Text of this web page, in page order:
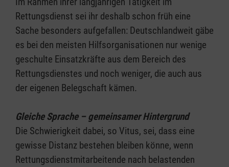
Rettungsdienst sei ihr deshalb schon früh eine
Sache besonders aufgefallen: Deutschlandweit gäbe
es bei den meisten Hilfsorganisationen nur wenige
geschulte Einsatzkräfte aus dem Bereich des
Rettungsdienstes und noch weniger, die auch aus
der eigenen Belegschaft kämen.
Gleiche Sprache – gemeinsamer Hintergrund
Die Schwierigkeit dabei, so Vitus, sei, dass eine
gewisse Distanz bestehen bleiben könne, wenn
Rettungsdienstmitarbeitende nach belastenden